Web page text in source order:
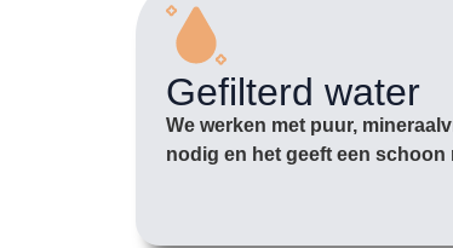
Gefilterd water
We werken met puur,
nodig en het geeft een